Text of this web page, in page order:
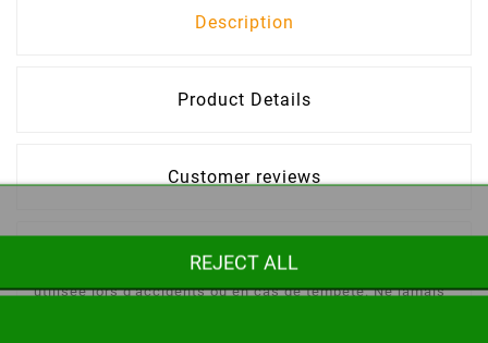
Description
Product Details
Customer reviews
vous protégera contre le froid et la chaleur et peut être
utilisée lors d'accidents ou en cas de tempête. Ne jamais
REJECT ALL